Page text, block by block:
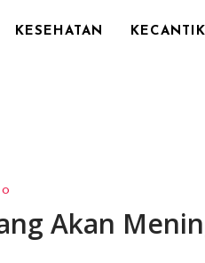
KESEHATAN
Akan